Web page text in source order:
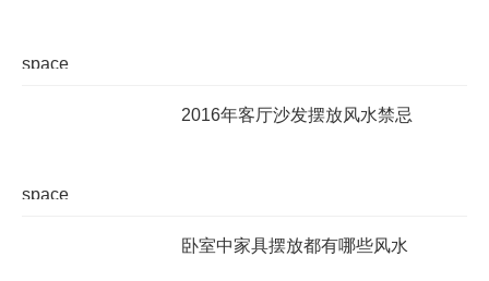
space
space
2016年客厅沙发摆放风水禁忌
卧室中家具摆放都有哪些风水